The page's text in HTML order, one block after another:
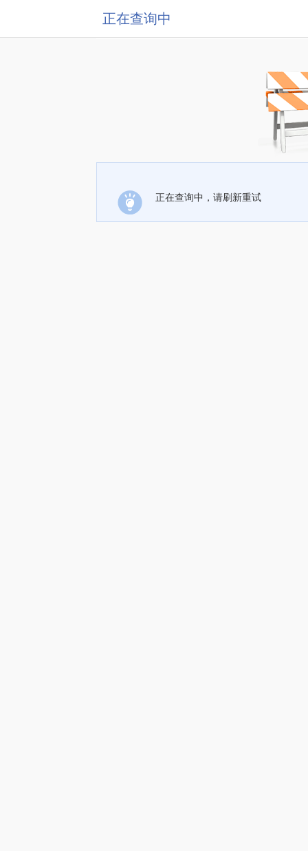
正在查询中
正在查询中，请刷新重试